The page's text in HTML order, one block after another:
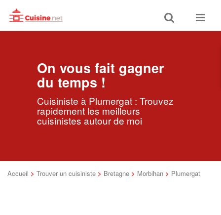
Toggle
search
Toggle
On vous fait gagner
du temps !
Cuisiniste à Plumergat : Trouvez
rapidement les meilleurs
cuisinistes autour de moi
Accueil > Trouver un cuisiniste > Bretagne > Morbihan > Plumergat